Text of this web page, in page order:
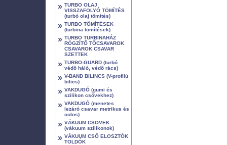
» TURBO OLAJ
VISSZAFOLYÓ TÖMÍTÉS
(turbó olaj tömítés)
» TURBO TÖMÍTÉSEK
(turbina tömítések)
» TURBO TURBINAHÁZ
RÖGZÍTŐ TŐCSAVAROK
CSAVAROK CSAVAR
SZETTEK
» TURBO-GUARD (turbó
védő háló, védő rács)
» V-BAND BILINCS (V-profilú
bilics)
» VAKDUGÓ (gumi és
szilikon csövekhez)
» VAKDUGÓ (menetes
lezáró csavar metrikus és
colos)
» VÁKUUM CSÖVEK
(vákuum szilikonok)
» VÁKUUM CSŐ ELOSZTÓK
TOLDÓK